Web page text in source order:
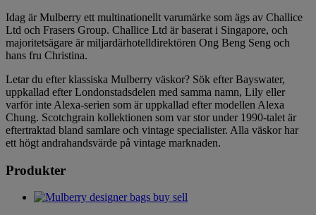
Idag är Mulberry ett multinationellt varumärke som ägs av Challice
Ltd och Frasers Group. Challice Ltd är baserat i Singapore, och
majoritetsägare är miljardärhotelldirektören Ong Beng Seng och
hans fru Christina.
Letar du efter klassiska Mulberry väskor? Sök efter Bayswater,
uppkallad efter Londonstadsdelen med samma namn, Lily eller
varför inte Alexa-serien som är uppkallad efter modellen Alexa
Chung. Scotchgrain kollektionen som var stor under 1990-talet är
eftertraktad bland samlare och vintage specialister. Alla väskor har
ett högt andrahandsvärde på vintage marknaden.
Produkter